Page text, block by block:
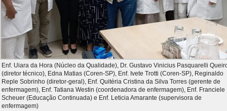
Enf. Uiara da Hora (Núcleo da Qualidade), Dr. Gustavo Vinicius Pasquarelli
(diretor técnico), Edna Matias (Coren-SP), Enf. Ivete Trotti (Coren-SP), Reginaldo
Reple Sobrinho (diretor-geral), Enf. Quitéria Cristina da Silva Torres (gerente de
enfermagem), Enf. Tatiana Westin (coordenadora de enfermagem), Enf. Franciele
Scheuer (Educação Continuada) e Enf. Leticia Amarante (supervisora de
enfermagem)